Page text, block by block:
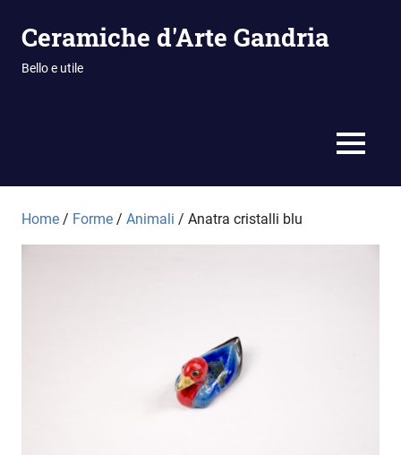
Ceramiche d'Arte Gandria
Bello e utile
MENU
Home / Forme / Animali / Anatra cristalli blu